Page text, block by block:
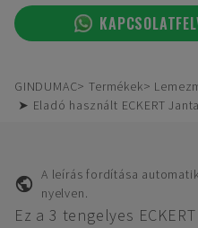
GINDUMAC Termékek
➤ Eladó használt ECKERT
A leírás fordítása
nyelven.
Ez a 3 tengelyes